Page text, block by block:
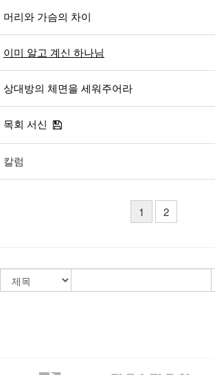
머리와 가슴의 차이
이미 알고 계신 하나님
상대방의 체면을 세워주어라
목회 서신
칼럼
1 2